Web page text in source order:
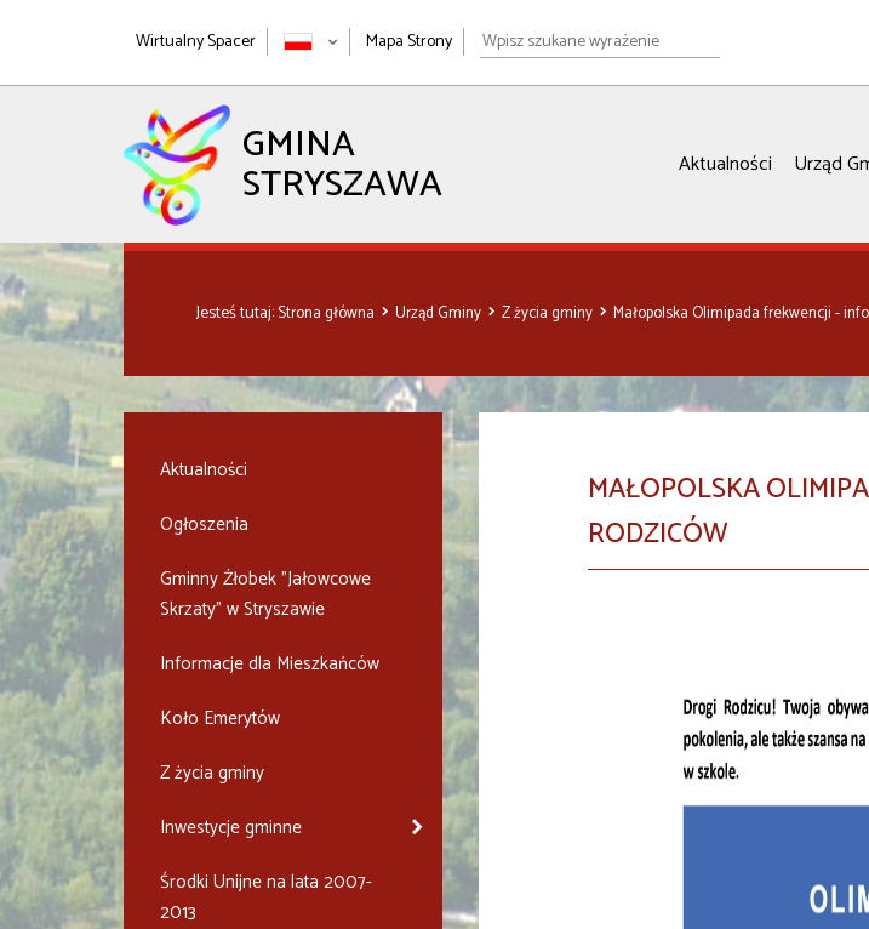
Wirtualny Spacer Mapa Strony
Wpisz
szukane
wyrażenie
GMINA
STRYSZAWA Aktualności Urząd
Jesteś tutaj:Strona główna Urząd Gminy Z życia gminy Małopolska Olimipada frekwencji -
Aktualności
Ogłoszenia
Gminny Żłobek "Jałowcowe
Skrzaty" w Stryszawie
Informacje dla Mieszkańców
Koło Emerytów
Z życia gminy
Inwestycje gminne
Środki Unijne na lata 2007-
2013
MAŁOPOLSKA
RODZICÓW